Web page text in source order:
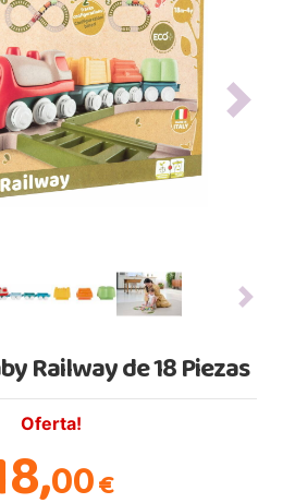
Next
Next
Railway de 18 Piezas
Oferta!
00€